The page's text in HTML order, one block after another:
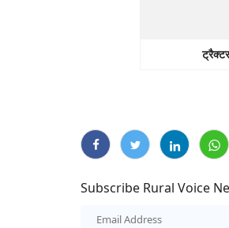
ट्रैक्टर
Subscribe Rural Voice